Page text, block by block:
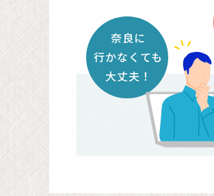
奈良に
行かなくても
大丈夫！